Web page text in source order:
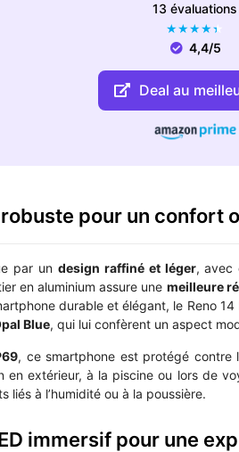
13 évaluations
★★★★★
4,4/5
Deal au
pour un confort
par un design raffiné et léger, avec
en aluminium assure une meilleure
durable et élégant, le Reno
Blue, qui lui confèrent un aspect
, ce smartphone est protégé contre
en extérieur, à la piscine ou lors de
liés à l’humidité ou à la poussière.
immersif pour une